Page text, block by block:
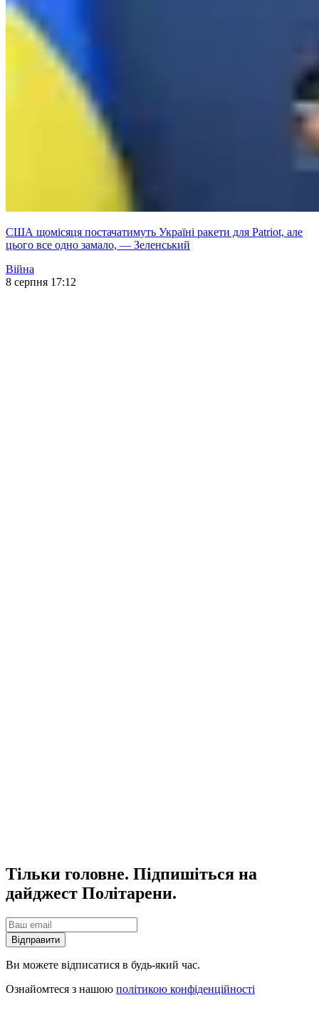
США щомісяця постачатимуть Україні ракети для Patriot, але
цього все одно замало, — Зеленський
Війна
8 серпня 17:12
Тільки головне. Підпишіться на
дайджест Політарени.
Відправити
Ви можете відписатися в будь-який час.
Ознайомтеся з нашою політикою конфіденційності